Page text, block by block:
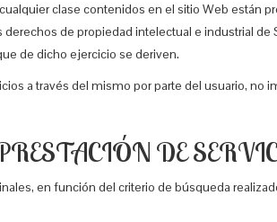
clase contenidos en el sitio Web están
de propiedad intelectual e industrial
de dicho ejercicio se deriven.
a través del mismo por parte del usuario, no
DE
en función del criterio de búsqueda